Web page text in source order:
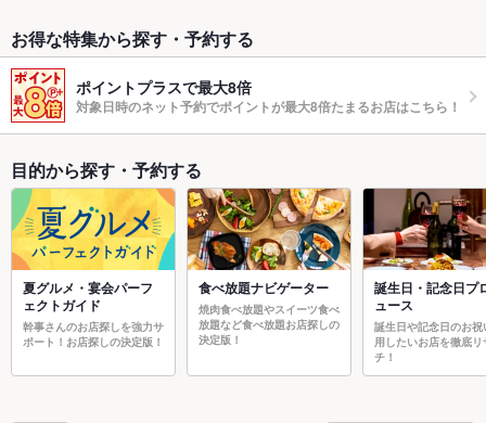
お得な特集から探す・予約する
ポイントプラスで最大8倍
対象日時のネット予約でポイントが最大8倍たまるお店はこちら！
目的から探す・予約する
夏グルメ・宴会パーフ
ェクトガイド
幹事さんのお店探しを強力サ
ポート！お店探しの決定版！
食べ放題ナビゲーター
焼肉食べ放題やスイーツ食べ
放題など食べ放題お店探しの
決定版！
誕生日・記念日プ
ュース
誕生日や記念日のお祝
用したいお店を徹底リ
チ！